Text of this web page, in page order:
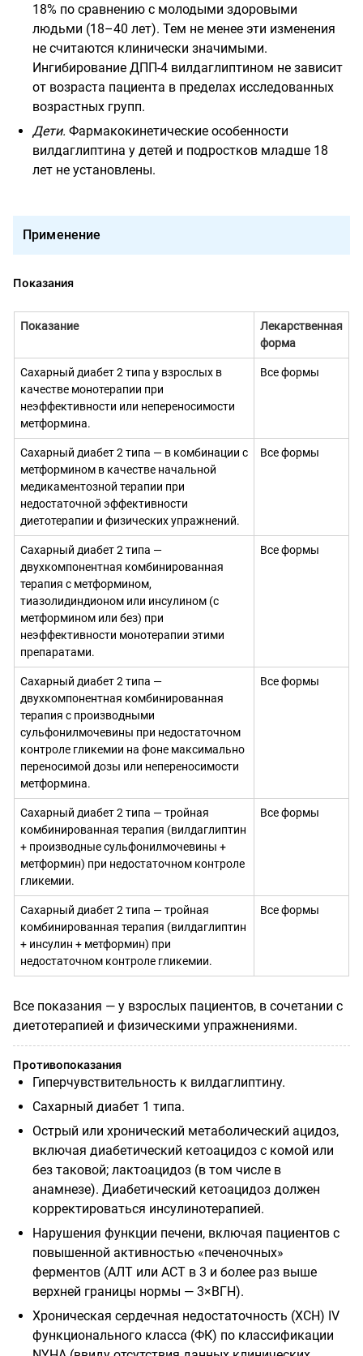
18% по сравнению с молодыми здоровыми
людьми (18–40 лет). Тем не менее эти изменения
не считаются клинически значимыми.
Ингибирование ДПП-4 вилдаглиптином не зависит
от возраста пациента в пределах исследованных
возрастных групп.
Дети. Фармакокинетические особенности
вилдаглиптина у детей и подростков младше 18
лет не установлены.
Применение
Показания
Показание
Лекарственная
форма
Сахарный диабет 2 типа у взрослых в
качестве монотерапии при
неэффективности или непереносимости
метформина.
Все формы
Сахарный диабет 2 типа — в комбинации с
метформином в качестве начальной
медикаментозной терапии при
недостаточной эффективности
диетотерапии и физических упражнений.
Все формы
Сахарный диабет 2 типа —
двухкомпонентная комбинированная
терапия с метформином,
тиазолидиндионом или инсулином (с
метформином или без) при
неэффективности монотерапии этими
препаратами.
Все формы
Сахарный диабет 2 типа —
двухкомпонентная комбинированная
терапия с производными
сульфонилмочевины при недостаточном
контроле гликемии на фоне максимально
переносимой дозы или непереносимости
метформина.
Все формы
Сахарный диабет 2 типа — тройная
комбинированная терапия (вилдаглиптин
+ производные сульфонилмочевины +
метформин) при недостаточном контроле
гликемии.
Все формы
Сахарный диабет 2 типа — тройная
комбинированная терапия (вилдаглиптин
+ инсулин + метформин) при
недостаточном контроле гликемии.
Все формы
Все показания — у взрослых пациентов, в сочетании с
диетотерапией и физическими упражнениями.
Противопоказания
Гиперчувствительность к вилдаглиптину.
Сахарный диабет 1 типа.
Острый или хронический метаболический ацидоз,
включая диабетический кетоацидоз с комой или
без таковой; лактоацидоз (в том числе в
анамнезе). Диабетический кетоацидоз должен
корректироваться инсулинотерапией.
Нарушения функции печени, включая пациентов с
повышенной активностью «печеночных»
ферментов (АЛТ или АСТ в 3 и более раз выше
верхней границы нормы — 3×ВГН).
Хроническая сердечная недостаточность (ХСН) IV
функционального класса (ФК) по классификации